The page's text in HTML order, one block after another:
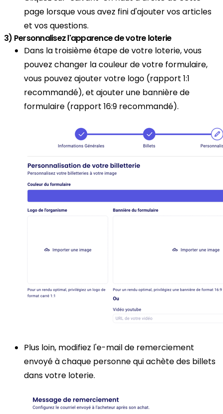
page lorsque vous avez fini d'ajouter vos articles
et vos questions.
3) Personnalisez l'apparence de votre loterie
Dans la troisième étape de votre loterie, vous
pouvez changer la couleur de votre formulaire,
vous pouvez ajouter votre logo (rapport 1:1
recommandé), et ajouter une bannière de
formulaire (rapport 16:9 recommandé).
Plus loin, modifiez l'e-mail de remerciement
envoyé à chaque personne qui achète des billets
dans votre loterie.